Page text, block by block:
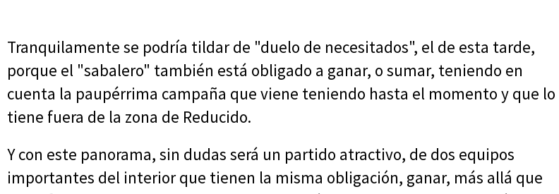
Tranquilamente se podría tildar de "duelo de necesitados", el de esta tarde,
porque el "sabalero" también está obligado a ganar, o sumar, teniendo en
cuenta la paupérrima campaña que viene teniendo hasta el momento y que lo
tiene fuera de la zona de Reducido.
Y con este panorama, sin dudas será un partido atractivo, de dos equipos
importantes del interior que tienen la misma obligación, ganar, más allá que